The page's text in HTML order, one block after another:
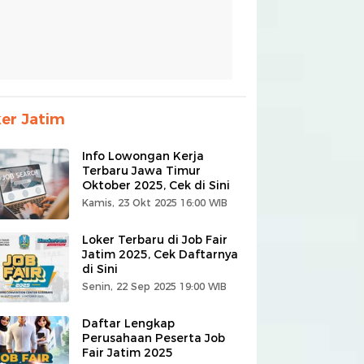
Jatim
Info Lowongan Kerja
Terbaru Jawa Timur
Oktober 2025, Cek di Sini
Kamis, 23 Okt 2025 16:00 WIB
Loker Terbaru di Job Fair
Jatim 2025, Cek Daftarnya
di Sini
Senin, 22 Sep 2025 19:00 WIB
Daftar Lengkap
Perusahaan Peserta Job
Fair Jatim 2025